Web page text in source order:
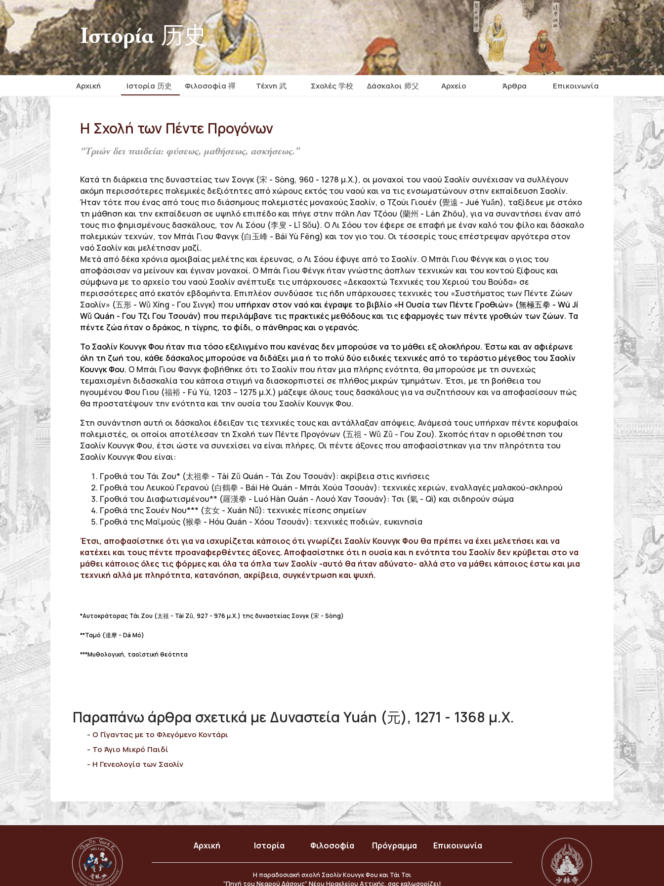
Iστορία 历史
Αρχική Iστορία 历史 Φιλοσοφία 禪 Τέχνη 武 Σχολές 学校 Δάσκαλοι 师父 Αρχείο Άρθρα Επικοινωνία
Η Σχολή των Πέντε Προγόνων
“Τριών δει παιδεία: φύσεως, μαθήσεως, ασκήσεως.”
Κατά τη διάρκεια της δυναστείας των Σονγκ (宋 - Sòng, 960 - 1278 μ.Χ.), οι μοναχοί του ναού Σαολίν συνέχισαν να συλλέγουν
ακόμη περισσότερες πολεμικές δεξιότητες από χώρους εκτός του ναού και να τις ενσωματώνουν στην εκπαίδευση Σαολίν.
Ήταν τότε που ένας από τους πιο διάσημους πολεμιστές μοναχούς Σαολίν, ο Τζούι Γιουέν (覺遠 - Jué Yuǎn), ταξίδευε με στόχο
τη μάθηση και την εκπαίδευση σε υψηλό επιπέδο και πήγε στην πόλη Λαν Τζόου (蘭州 - Lán Zhōu), για να συναντήσει έναν από
τους πιο φημισμένους δασκάλους, τον Λι Σόου (李叟 - Lǐ Sǒu). Ο Λι Σόου τον έφερε σε επαφή με έναν καλό του φίλο και δάσκαλο
πολεμικών τεχνών, τον Μπάι Γιου Φανγκ (白玉峰 - Bái Yù Fēng) και τον γιο του. Οι τέσσερίς τους επέστρεψαν αργότερα στον
ναό Σαολίν και μελέτησαν μαζί.
Μετά από δέκα χρόνια αμοιβαίας μελέτης και έρευνας, ο Λι Σόου έφυγε από το Σαολίν. Ο Μπάι Γιου Φένγκ και ο γιος του
αποφάσισαν να μείνουν και έγιναν μοναχοί. Ο Μπάι Γιου Φένγκ ήταν γνώστης άοπλων τεχνικών και του κοντού ξίφους και
σύμφωνα με το αρχείο του ναού Σαολίν ανέπτυξε τις υπάρχουσες «Δεκαοχτώ Τεχνικές του Χεριού του Βούδα» σε
περισσότερες από εκατόν εβδομήντα. Επιπλέον συνδύασε τις ήδη υπάρχουσες τεχνικές του «Συστήματος των Πέντε Ζώων
Σαολίν» (五形 - Wǔ Xíng - Γου Σινγκ) που υπήρχαν στον ναό και έγραψε το βιβλίο «Η Ουσία των Πέντε Γροθιών» (無極五拳 - Wú Jí
Wǔ Quán - Γου Τζι Γου Τσουάν) που περιλάμβανε τις πρακτικές μεθόδους και τις εφαρμογές των πέντε γροθιών των ζώων. Τα
πέντε ζώα ήταν ο δράκος, η τίγρης, το φίδι, ο πάνθηρας και ο γερανός.
Το Σαολίν Κουνγκ Φου ήταν πια τόσο εξελιγμένο που κανένας δεν μπορούσε να το μάθει εξ ολοκλήρου. Έστω και αν αφιέρωνε
όλη τη ζωή του, κάθε δάσκαλος μπορούσε να διδάξει μια ή το πολύ δύο ειδικές τεχνικές από το τεράστιο μέγεθος του Σαολίν
Κουνγκ Φου. Ο Μπάι Γιου Φανγκ φοβήθηκε ότι το Σαολίν που ήταν μια πλήρης ενότητα, θα μπορούσε με τη συνεχώς
τεμαχισμένη διδασκαλία του κάποια στιγμή να διασκορπιστεί σε πλήθος μικρών τμημάτων. Έτσι, με τη βοήθεια του
ηγουμένου Φου Γιου (福裕 - Fú Υù, 1203 – 1275 μ.Χ.) μάζεψε όλους τους δασκάλους για να συζητήσουν και να αποφασίσουν πώς
θα προστατέψουν την ενότητα και την ουσία του Σαολίν Κουνγκ Φου.
Στη συνάντηση αυτή οι δάσκαλοι έδειξαν τις τεχνικές τους και αντάλλαξαν απόψεις. Ανάμεσά τους υπήρχαν πέντε κορυφαίοι
πολεμιστές, οι οποίοι αποτέλεσαν τη Σχολή των Πέντε Προγόνων (五祖 - Wǔ Zǔ - Γου Ζου). Σκοπός ήταν η οριοθέτηση του
Σαολίν Κουνγκ Φου, έτσι ώστε να συνεχίσει να είναι πλήρες. Οι πέντε άξονες που αποφασίστηκαν για την πληρότητα του
Σαολίν Κουνγκ Φoυ είναι:
Γροθιά του Τάι Ζου* (太祖拳 - Tài Zǔ Quán - Τάι Ζου Τσουάν): ακρίβεια στις κινήσεις
Γροθιά του Λευκού Γερανού (白鶴拳 - Bái Hè Quán - Μπάι Χούα Τσουάν): τεχνικές χεριών, εναλλαγές μαλακού-σκληρού
Γροθιά του Διαφωτισμένου** (羅漢拳 - Luó Hàn Quán - Λουό Χαν Τσουάν): Τσι (氣 - Qì) και σιδηρούν σώμα
Γροθιά της Σουέν Νου*** (玄女 - Xuán Nǚ): τεχνικές πίεσης σημείων
Γροθιά της Μαϊμούς (猴拳 - Hóu Quán - Χόου Τσουάν): τεχνικές ποδιών, ευκινησία
Έτσι, αποφασίστηκε ότι για να ισχυρίζεται κάποιος ότι γνωρίζει Σαολίν Κουνγκ Φου θα πρέπει να έχει μελετήσει και να
κατέχει και τους πέντε προαναφερθέντες άξονες. Αποφασίστηκε ότι η ουσία και η ενότητα του Σαολίν δεν κρύβεται στο να
μάθει κάποιος όλες τις φόρμες και όλα τα όπλα των Σαολίν -αυτό θα ήταν αδύνατο- αλλά στο να μάθει κάποιος έστω και μια
τεχνική αλλά με πληρότητα, κατανόηση, ακρίβεια, συγκέντρωση και ψυχή.
*Αυτοκράτορας Τάι Ζου (太祖 - Tài Zǔ, 927 - 976 μ.Χ.) της δυναστείας Σονγκ (宋 - Sòng)
**Ταμό (達摩 - Dá Mó)
***Μυθολογική, ταοϊστική θεότητα
Παραπάνω άρθρα σχετικά με Δυναστεία Yuán (元), 1271 - 1368 μ.Χ.
Ο Γίγαντας με το Φλεγόμενο Κοντάρι
Το Άγιο Μικρό Παιδί
Η Γενεολογία των Σαολίν
Αρχική Ιστορία Φιλοσοφία Πρόγραμμα Επικοινωνία
Η παραδοσιακή σχολή Σαολίν Κουνγκ Φου και Τάι Τσι
"Πηγή του Νεαρού Δάσους" Νέου Ηρακλείου Αττικής, σας καλωσορίζει!